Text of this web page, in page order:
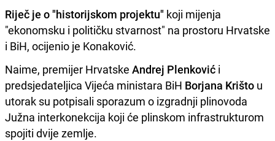
Riječ je o "historijskom projektu" koji mijenja
"ekonomsku i političku stvarnost" na prostoru Hrvatske
i BiH, ocijenio je Konaković.
Naime, premijer Hrvatske Andrej Plenković i
predsjedateljica Vijeća ministara BiH Borjana Krišto u
utorak su potpisali sporazum o izgradnji plinovoda
Južna interkonekcija koji će plinskom infrastrukturom
spojiti dvije zemlje.